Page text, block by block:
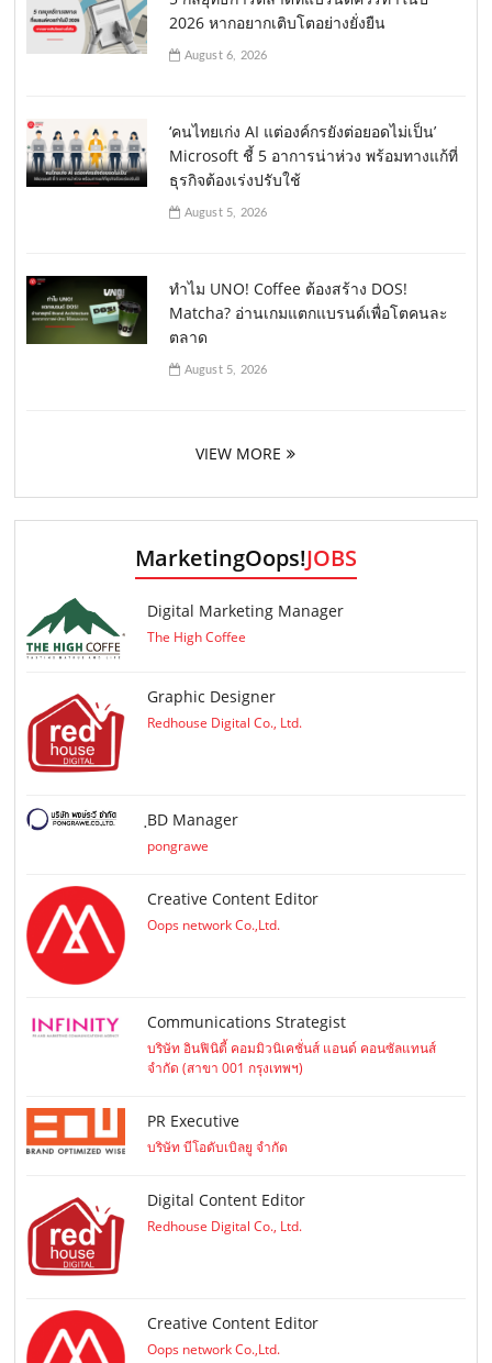
2026 หากอยากเติบโตอย่างยั่งยืน
August 6, 2026
‘คนไทยเก่ง AI แต่องค์กรยังต่อยอดไม่เป็น’
Microsoft ชี้ 5 อาการน่าห่วง พร้อมทางแก้ที่
ธุรกิจต้องเร่งปรับใช้
August 5, 2026
ทำไม UNO! Coffee ต้องสร้าง DOS!
Matcha? อ่านเกมแตกแบรนด์เพื่อโตคนละ
ตลาด
August 5, 2026
VIEW MORE
MarketingOops!JOBS
Digital Marketing Manager
The High Coffee
Graphic Designer
Redhouse Digital Co., Ltd.
ฺBD Manager
pongrawe
Creative Content Editor
Oops network Co.,Ltd.
Communications Strategist
บริษัท อินฟินิตี้ คอมมิวนิเคชั่นส์ แอนด์ คอนซัลแทนส์
จำกัด (สาขา 001 กรุงเทพฯ)
PR Executive
บริษัท บีโอดับเบิลยู จำกัด
Digital Content Editor
Redhouse Digital Co., Ltd.
Creative Content Editor
Oops network Co.,Ltd.